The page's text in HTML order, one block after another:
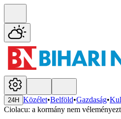
24H Közélet•Belföld•Gazdaság•
Ciolacu: a kormány nem